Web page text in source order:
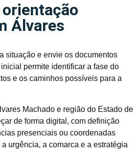
Álvares
situação e envie os documentos
permite identificar a fase do
e os caminhos possíveis para a
Machado e região do Estado de
de forma digital, com definição
presenciais ou coordenadas
urgência, a comarca e a estratégia